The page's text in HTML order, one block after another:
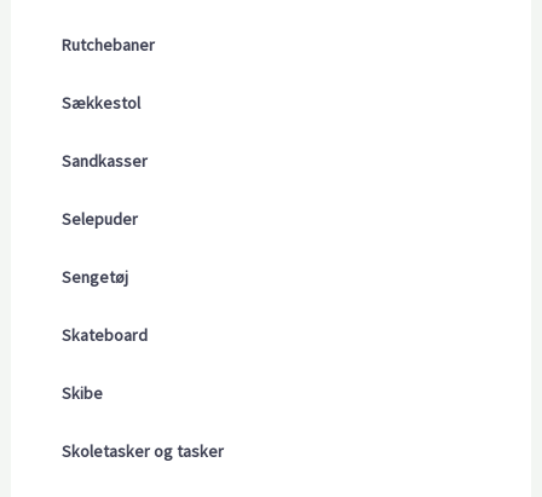
Rutchebaner
Sækkestol
Sandkasser
Selepuder
Sengetøj
Skateboard
Skibe
Skoletasker og tasker